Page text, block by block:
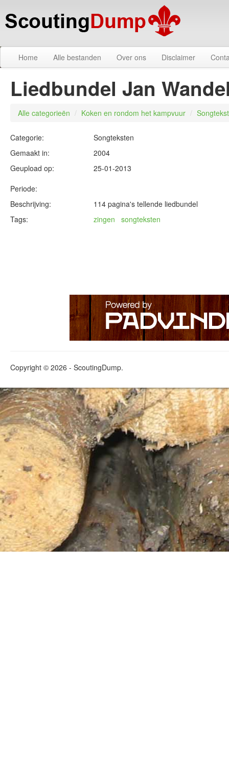
Home Alle bestanden Over ons Disclaimer
Liedbundel Jan
Alle categorieën / Koken en rondom het kampvuur /
Categorie:
Songteksten
Gemaakt in:
2004
Geupload op:
25-01-2013
Periode:
Beschrijving:
114 pagina's tellende liedbundel
Tags:
zingen songteksten
Copyright © 2026 - ScoutingDump.